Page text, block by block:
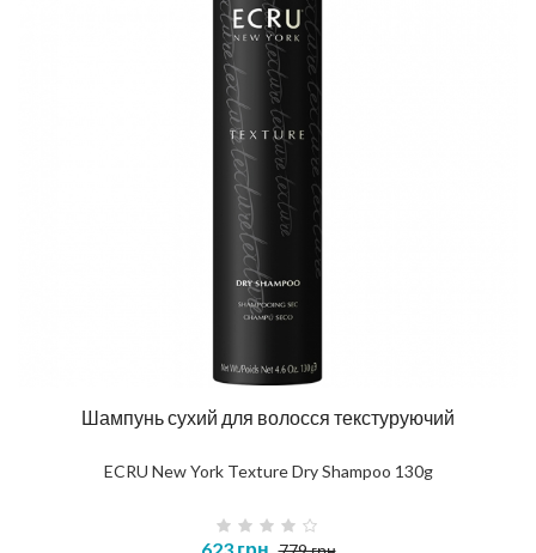
Шампунь сухий для волосся текстуруючий
ECRU New York Texture Dry Shampoo 130g